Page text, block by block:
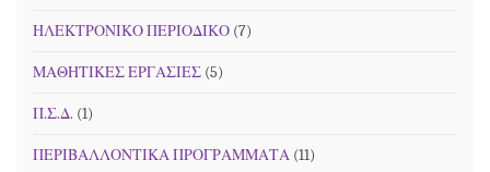
ΗΛΕΚΤΡΟΝΙΚΟ ΠΕΡΙΟΔΙΚΟ (7)
ΜΑΘΗΤΙΚΕΣ ΕΡΓΑΣΙΕΣ (5)
Π.Σ.Δ. (1)
ΠΕΡΙΒΑΛΛΟΝΤΙΚΑ ΠΡΟΓΡΑΜΜΑΤΑ (11)